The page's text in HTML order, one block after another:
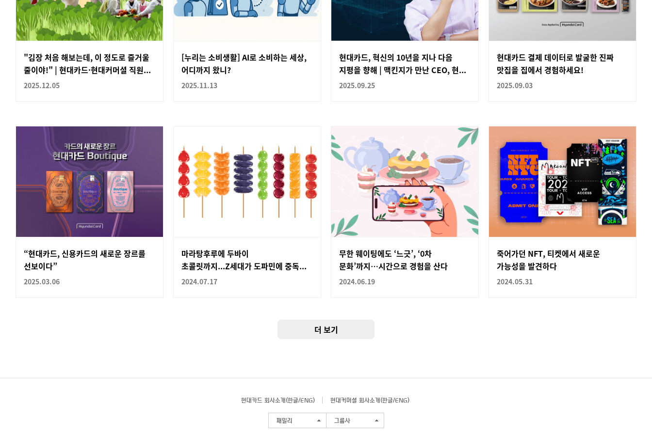
"김장 처음 해보는데, 이 정도로 즐거울
줄이야!" | 현대카드·현대커머셜 직원...
2025.12.05
[누리는 소비생활] AI로 소비하는 세상,
어디까지 왔니?
2025.11.13
현대카드, 혁신의 10년을 지나 다음
지평을 향해 | 맥킨지가 만난 CEO, 현...
2025.09.25
현대카드 결제 데이터로 발굴한 진짜
맛집을 집에서 경험하세요!
2025.09.03
“현대카드, 신용카드의 새로운 장르를
선보이다”
2025.03.06
마라탕후루에 두바이
초콜릿까지...Z세대가 도파민에 중독...
2024.07.17
무한 웨이팅에도 ‘느긋’, ‘0차
문화’까지…시간으로 경험을 산다
2024.06.19
죽어가던 NFT, 티켓에서 새로운
가능성을 발견하다
2024.05.31
더 보기
현대카드 회사소개(한글/ENG) 현대커머셜 회사소개(한글/ENG)
패밀리 그룹사